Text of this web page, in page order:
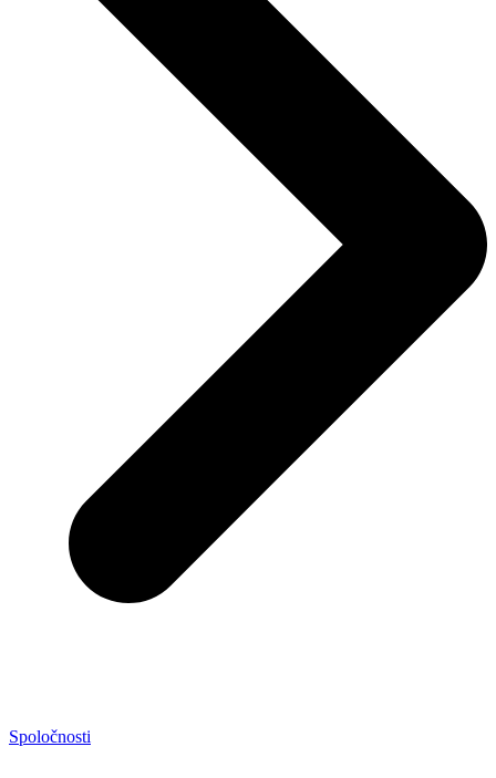
Spoločnosti